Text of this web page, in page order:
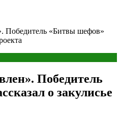
Победитель «Битвы шефов»
Победитель
о закулисье